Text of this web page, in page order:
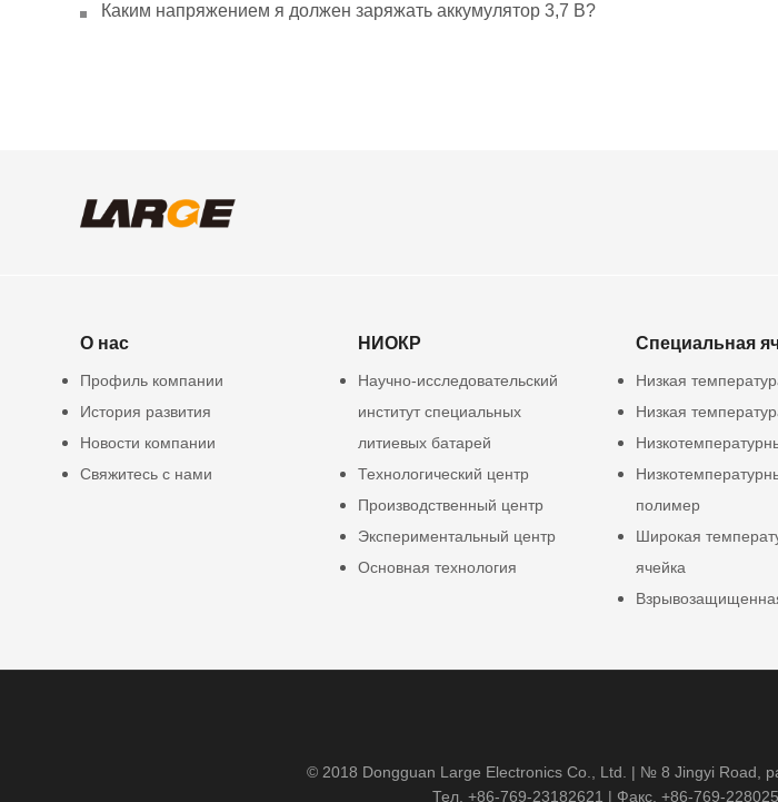
Каким напряжением я должен заряжать аккумулятор 3,7 В?
О нас
Профиль компании
История развития
Новости компании
Свяжитесь с нами
НИОКР
Научно-исследовательский
институт специальных
литиевых батарей
Технологический центр
Производственный центр
Экспериментальный центр
Основная технология
Специальная
Низкая
Низкая
полимер
Широкая
ячейка
© 2018 Dongguan Large Electronics Co., Ltd. | № 8 Jingyi Road,
Тел. +86-769-23182621 | Факс. +86-769-